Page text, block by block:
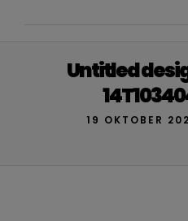
Untitled
19 OKTOBER